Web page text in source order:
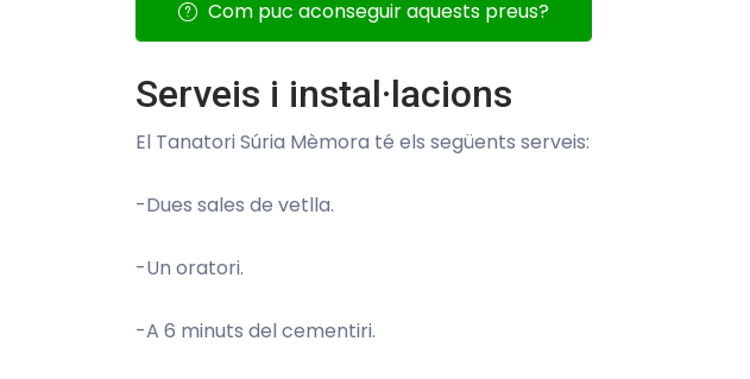
Com puc aconseguir aquests preus?
Serveis i instal·lacions
El Tanatori Súria Mèmora té els següents serveis:
-Dues sales de vetlla.
-Un oratori.
-A 6 minuts del cementiri.